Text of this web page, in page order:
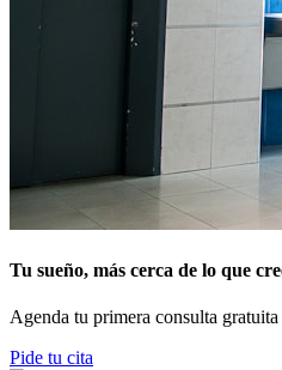
Tu sueño, más cerca de lo que
Agenda tu primera consulta
Pide tu cita